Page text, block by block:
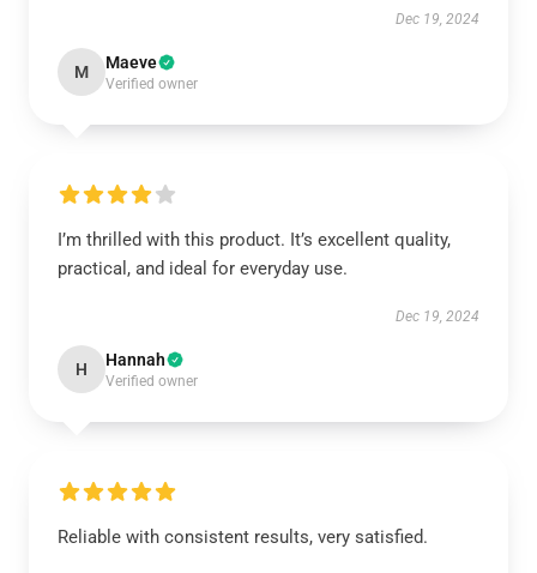
Dec 19, 2024
M Maeve
Verified owner
I’m thrilled with this product. It’s excellent quality,
practical, and ideal for everyday use.
Dec 19, 2024
H Hannah
Verified owner
Reliable with consistent results, very satisfied.